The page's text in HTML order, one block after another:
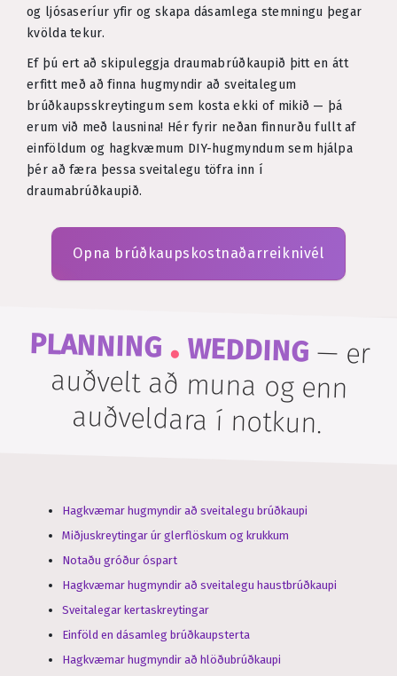
og ljósaseríur yfir og skapa dásamlega stemningu þegar
kvölda tekur.
Ef þú ert að skipuleggja draumabrúðkaupið þitt en átt
erfitt með að finna hugmyndir að sveitalegum
brúðkaupsskreytingum sem kosta ekki of mikið — þá
erum við með lausnina! Hér fyrir neðan finnurðu fullt af
einföldum og hagkvæmum DIY-hugmyndum sem hjálpa
þér að færa þessa sveitalegu töfra inn í
draumabrúðkaupið.
Opna brúðkaupskostnaðarreiknivél
PLANNING . WEDDING— er
auðvelt að muna og enn
auðveldara í notkun.
Hagkvæmar hugmyndir að sveitalegu brúðkaupi
Miðjuskreytingar úr glerflöskum og krukkum
Notaðu gróður óspart
Hagkvæmar hugmyndir að sveitalegu haustbrúðkaupi
Sveitalegar kertaskreytingar
Einföld en dásamleg brúðkaupsterta
Hagkvæmar hugmyndir að hlöðubrúðkaupi